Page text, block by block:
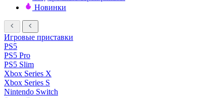
Новинки
Игровые приставки
PS5
PS5 Pro
PS5 Slim
Xbox Series X
Xbox Series S
Nintendo Switch